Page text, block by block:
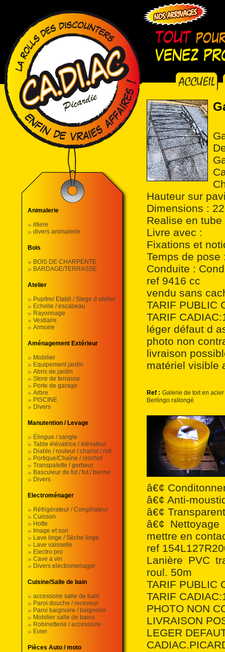
Animalerie
litiere
divers animalerie
Bois
BOIS DE CHARPENTE
BARDAGE/TERRASSE
Atelier
Pupitre/ Etabli / Siege d atelier
Echelle / escabeau
Rayonnage
Vestiaire
Armoire
Aménagement Extérieur
Mobilier
Equipement jardin
Abris de jardin
Store de terrasse
Porte de garage
Arbre
PISCINE
Divers
Manutention / Levage
Élingue / sangle
Table élévatrice / élévateur
Diable / rouleur / chariot / roll
Portique/Chaîne / crochet
Transpalette / gerbeur
Basculeur de fut / fut / benne
Divers
Electroménager
Réfrigérateur / Congélateur
Cuisson
Hotte
Image et son
Lave linge / Sèche linge
Lave vaisselle
Electro pro
Cave a vin
Divers electromenager
Cuisine/Salle de bain
accessoire salle de bain
Paroi douche / receveur
Paroi baignoire / baignoire
Mobilier salle de bains
Robinetterie / accessoire
Evier
Pièces Auto / moto
Hauteur sur
Dimensions :
Realise en
Livre avec :
Fixations et
Temps de pose
Conduite :
ref 9416 cc
vendu sans
TARIF PUBLIC
TARIF
léger défaut d
photo non
livraison
matériel visible
Ref : Galerie de toit en acier
Berlingo rallongé
â€¢
â€¢ Anti-
â€¢
â€¢
mettre en
ref
Lanière PVC
roul. 50m
TARIF PUBLIC
TARIF
PHOTO NON
LIVRAISON
LEGER